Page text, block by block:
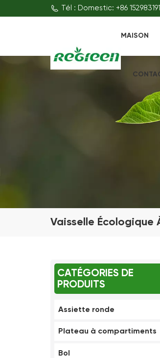
Tél : Domestic: +86
MAISON
Vaisselle Écologique
CATÉGORIES DE
PRODUITS
Assiette ronde
Plateau à compartiments
Bol